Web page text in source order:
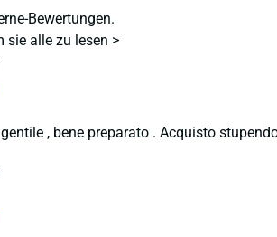
Bewertungen.
sie alle zu lesen >
, bene preparato . Acquisto